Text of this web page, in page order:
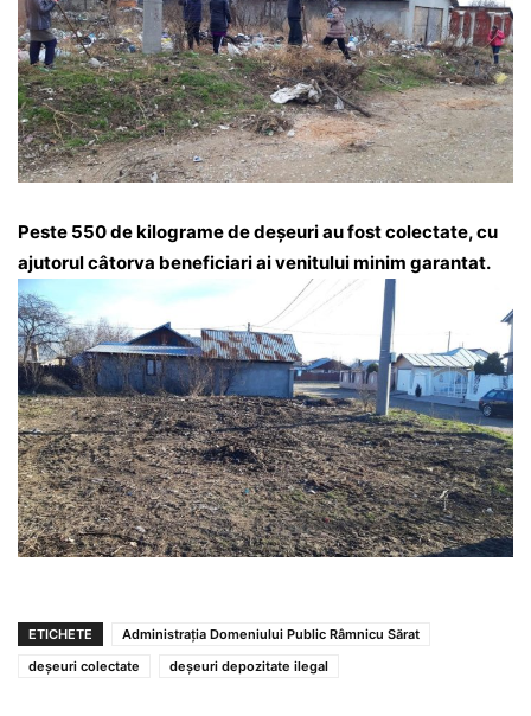
Peste 550 de kilograme de deșeuri au fost colectate, cu
ajutorul câtorva beneficiari ai venitului minim garantat.
ETICHETE
Administrația Domeniului Public Râmnicu Sărat
deșeuri colectate
deșeuri depozitate ilegal